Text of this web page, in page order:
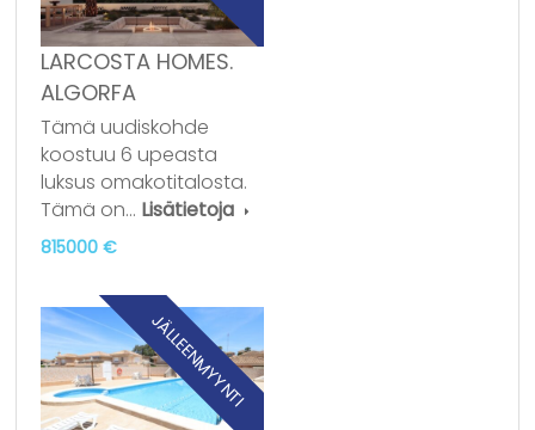
LARCOSTA HOMES.
ALGORFA
Tämä uudiskohde
koostuu 6 upeasta
luksus omakotitalosta.
Tämä on… Lisätietoja
815000 €
JÄLLEENMYYNTI